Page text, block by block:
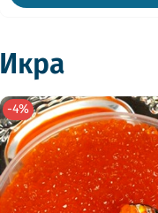
Икра
-4%